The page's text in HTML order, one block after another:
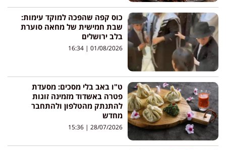
כוס קפה שהפכה למוקד עימות:
שבת חמישית של מחאה סוערת
בלב ירושלים
01/08/2026
ט"ו באב בלי מסכים: מסעדת
פטרה באשדוד מזמינה זוגות
להתנתק מהטלפון ולהתחבר
מחדש
28/07/2026